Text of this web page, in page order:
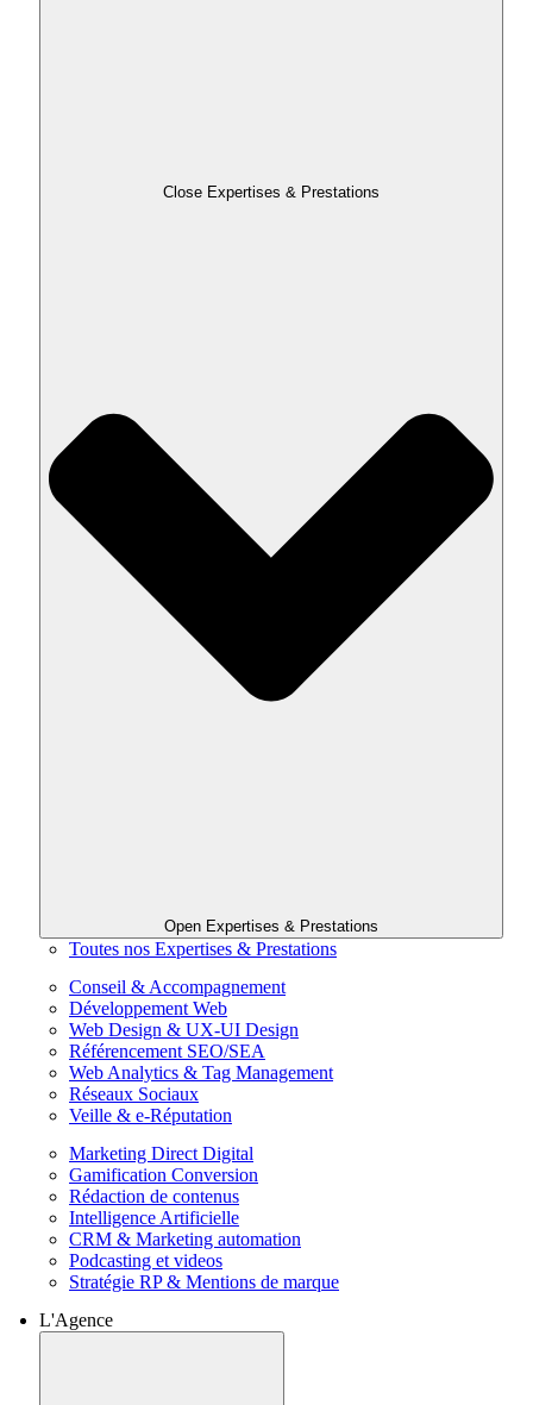
Close Expertises & Prestations
Open Expertises & Prestations
Toutes nos Expertises & Prestations
Conseil & Accompagnement
Développement Web
Web Design & UX-UI Design
Référencement SEO/SEA
Web Analytics & Tag Management
Réseaux Sociaux
Veille & e-Réputation
Marketing Direct Digital
Gamification Conversion
Rédaction de contenus
Intelligence Artificielle
CRM & Marketing automation
Podcasting et videos
Stratégie RP & Mentions de marque
L'Agence